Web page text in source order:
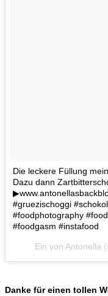
Die leckere Füllung
Dazu dann
#gruezischoggi
#foodphotography
#foodgasm #instafood
Ein von Antonella
Danke für einen tollen